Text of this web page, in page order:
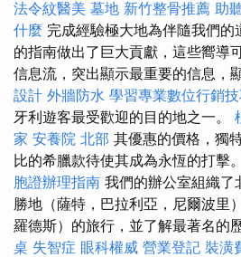
法令紋醫美 墓地 新竹整骨推薦 助
什麼 完成經驗極大地為伴隨我們的
的指南做出了巨大貢獻，這些嚮導
信息流，突出顯示最重要的信息，
設計 外牆防水 學習專業數位行銷
牙利遊客最受歡迎的目的地之一。
家 安養院 北部 其優惠的價格，獨
比的希臘款待使其成為永恆的打擊。
胞證辦理指南 我們的辦公室組織了
勝地（薩特，巴拉利亞，尼爾波里
羅德斯）的旅行，並了解最著名的
桌 失智症 眼科權威 營業登記 裝潢